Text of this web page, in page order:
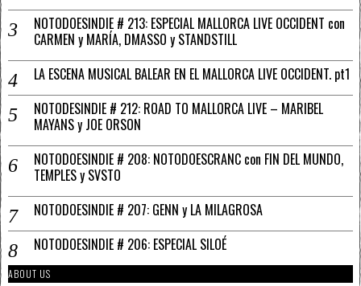
NOTODOESINDIE # 213: ESPECIAL MALLORCA LIVE OCCIDENT con
CARMEN y MARÍA, DMASSO y STANDSTILL
LA ESCENA MUSICAL BALEAR EN EL MALLORCA LIVE OCCIDENT. pt1
NOTODESINDIE # 212: ROAD TO MALLORCA LIVE – MARIBEL
MAYANS y JOE ORSON
NOTODOESINDIE # 208: NOTODOESCRANC con FIN DEL MUNDO,
TEMPLES y SVSTO
NOTODOESINDIE # 207: GENN y LA MILAGROSA
NOTODOESINDIE # 206: ESPECIAL SILOÉ
ABOUT US